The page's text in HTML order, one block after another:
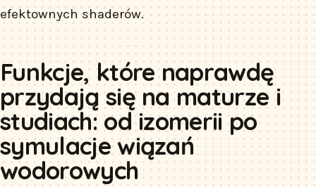
efektownych shaderów.
Funkcje, które naprawdę
przydają się na maturze i
studiach: od izomerii po
symulacje wiązań
wodorowych